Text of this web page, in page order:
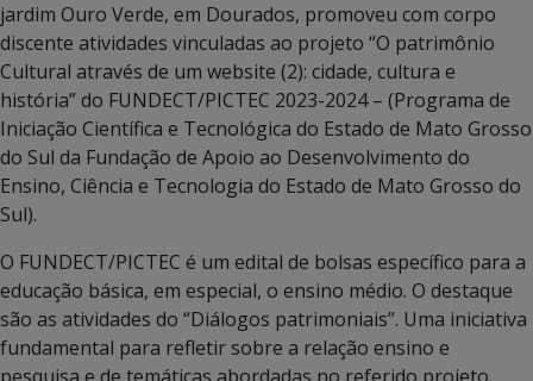
jardim Ouro Verde, em Dourados, promoveu com corpo
discente atividades vinculadas ao projeto “O patrimônio
Cultural através de um website (2): cidade, cultura e
história” do FUNDECT/PICTEC 2023-2024 – (Programa de
Iniciação Científica e Tecnológica do Estado de Mato Grosso
do Sul da Fundação de Apoio ao Desenvolvimento do
Ensino, Ciência e Tecnologia do Estado de Mato Grosso do
Sul).
O FUNDECT/PICTEC é um edital de bolsas específico para a
educação básica, em especial, o ensino médio. O destaque
são as atividades do “Diálogos patrimoniais”. Uma iniciativa
fundamental para refletir sobre a relação ensino e